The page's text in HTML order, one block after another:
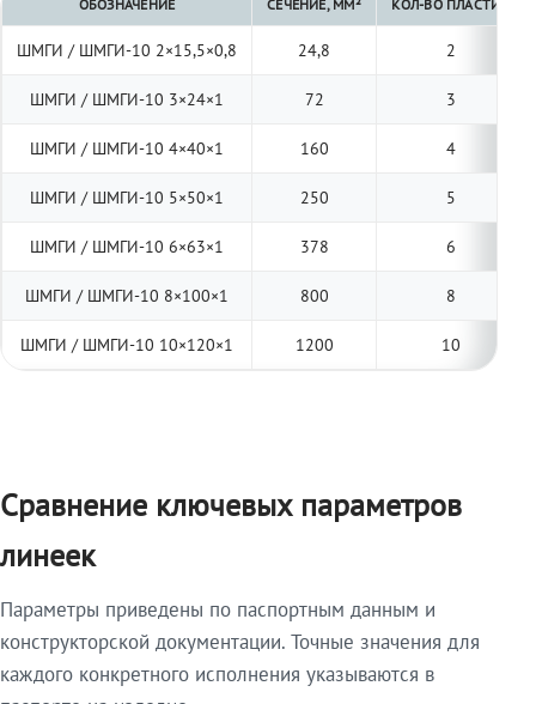
ОБОЗНАЧЕНИЕ СЕЧЕНИЕ, ММ² КОЛ-ВО ПЛАСТИН
ШМГИ / ШМГИ-10 2×15,5×0,8 24,8 2
ШМГИ / ШМГИ-10 3×24×1 72 3
ШМГИ / ШМГИ-10 4×40×1 160 4
ШМГИ / ШМГИ-10 5×50×1 250 5
ШМГИ / ШМГИ-10 6×63×1 378 6
ШМГИ / ШМГИ-10 8×100×1 800 8
ШМГИ / ШМГИ-10 10×120×1 1200 10
Сравнение ключевых параметров
линеек
Параметры приведены по паспортным данным и
конструкторской документации. Точные значения для
каждого конкретного исполнения указываются в